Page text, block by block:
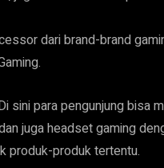
dari brand-brand
sini para pengunjung bisa
juga headset gaming
produk-produk tertentu.